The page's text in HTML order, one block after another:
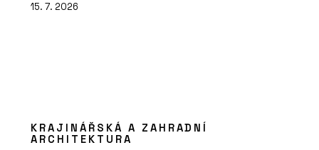
15. 7. 2026
KRAJINÁŘSKÁ A ZAHRADNÍ
ARCHITEKTURA